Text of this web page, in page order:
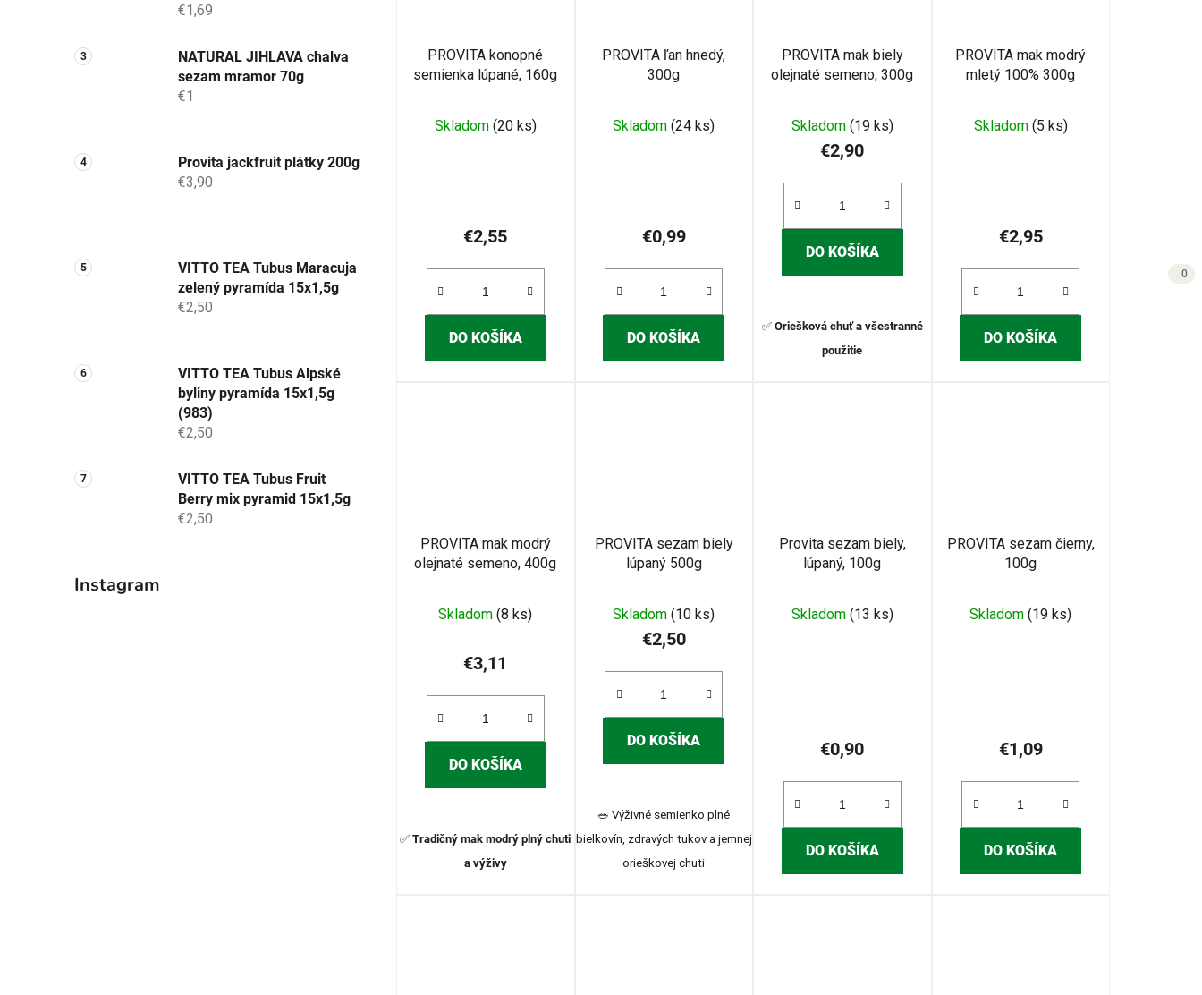
26
0
0
0
€1,69
NATURAL JIHLAVA chalva
sezam mramor 70g
€1
Provita jackfruit plátky 200g
€3,90
VITTO TEA Tubus Maracuja
zelený pyramída 15x1,5g
€2,50
VITTO TEA Tubus Alpské
byliny pyramída 15x1,5g
(983)
€2,50
VITTO TEA Tubus Fruit
Berry mix pyramid 15x1,5g
€2,50
Instagram
PROVITA konopné
semienka lúpané, 160g
Skladom (20 ks)
€2,55
DO KOŠÍKA
PROVITA ľan hnedý,
300g
Skladom(24 ks)
€0,99
DO KOŠÍKA
PROVITA mak biely
olejnaté semeno, 300g
Skladom (19 ks)
€2,90
DO KOŠÍKA
✅ Oriešková chuť a všestranné
použitie
PROVITA mak modrý
mletý 100% 300g
Skladom (5 ks)
€2,95
DO KOŠÍKA
PROVITA mak modrý
olejnaté semeno, 400g
Skladom(8 ks)
€3,11
DO KOŠÍKA
✅Tradičný mak modrý plný chuti
a výživy
PROVITA sezam biely
lúpaný 500g
Skladom(10 ks)
€2,50
DO KOŠÍKA
🥗 Výživné semienko plné
bielkovín, zdravých tukov a jemnej
orieškovej chuti
Provita sezam biely,
lúpaný, 100g
hodnotenie
5
Skladom (13 ks)
€0,90
DO KOŠÍKA
PROVITA sezam čierny,
100g
Skladom(19 ks)
€1,09
DO KOŠÍKA